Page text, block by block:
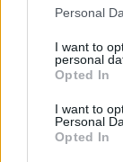
Please note
not limited to
grant or deny
use your data
consent section.
Personal
I want to
personal
Opted In
I want to
Personal
Opted In
8 Ιουνίου
https://